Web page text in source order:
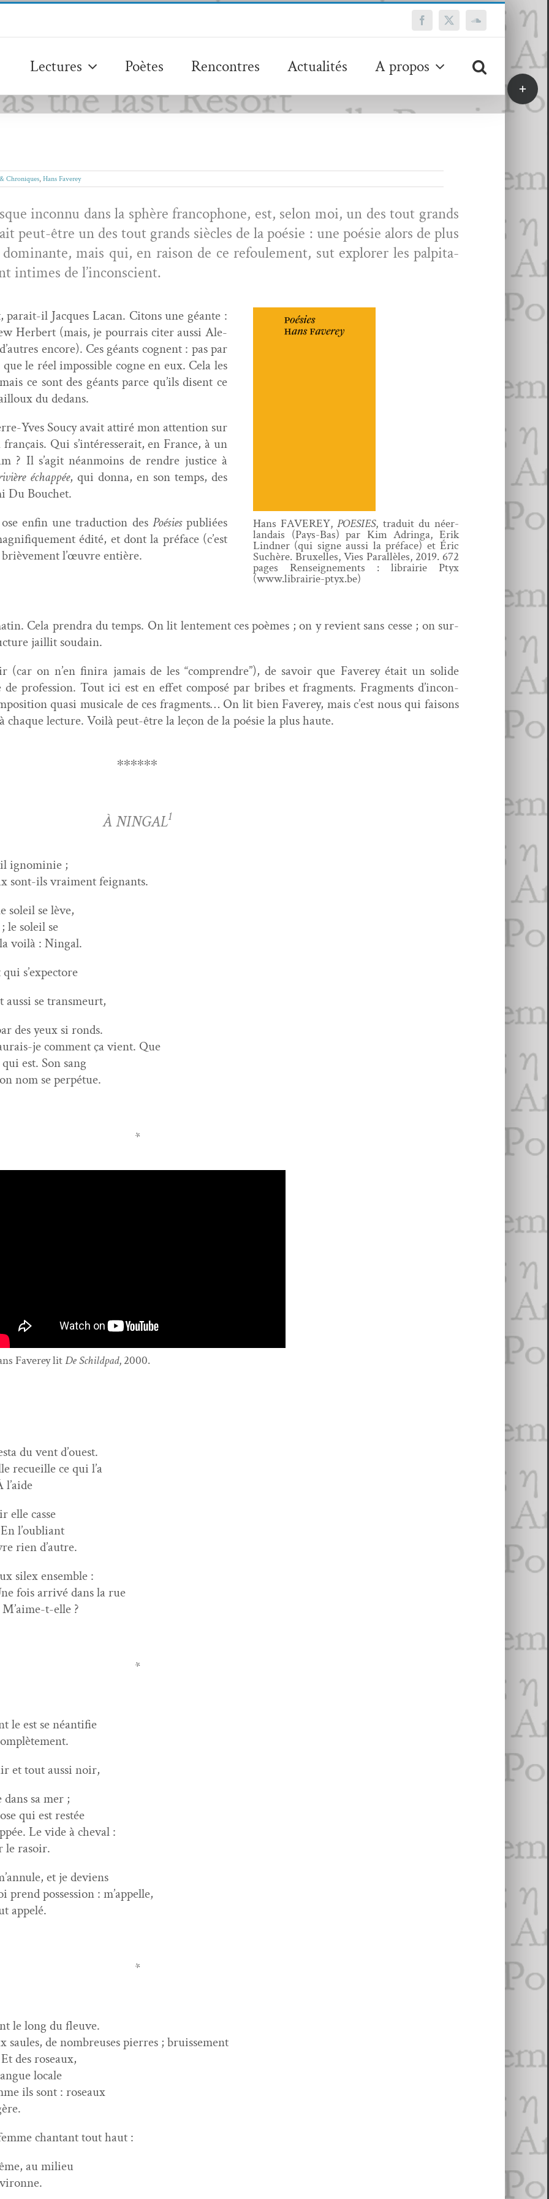
Facebook
X SoundCloud
Lectures Poètes Rencontres Actualités A propos
Chroniques, Hans Faverey
incon­nu dans la sphère fran­coph­o­ne, est, selon moi, un des tout grands
peut-être un des tout grands siè­cles de la poésie : une poésie alors de plus
mais qui, en rai­son de ce refoule­ment, sut explor­er les pal­pi­ta­
intimes de l’inconscient.
parait-il Jacques Lacan. Citons une géante :
Her­bert (mais, je pour­rais citer aus­si Ale­
encore). Ces géants cog­nent : pas par
le réel impos­si­ble cogne en eux. Cela les
ce sont des géants parce qu’ils dis­ent ce
du dedans.
Yves Soucy avait attiré mon atten­tion sur
Qui s’in­téresserait, en France, à un
? Il s’agit néan­moins de ren­dre jus­tice à
échap­pée, qui don­na, en son temps, des
Du Bouchet.
enfin une tra­duc­tion des Poésiespub­liées
édité, et dont la pré­face (c’est
l’œuvre entière.
Hans FAVEREY,POESIES, traduit du néer­
landais (Pays-Bas) par Kim Adringa, Erik
Lind­ner (qui signe aus­si la pré­face) et Éric
Suchère. Brux­elles, Vies Par­al­lèles, 2019. 672
pages Ren­seigne­ments : librairie Ptyx
(www.librairie-ptyx.be)
Cela pren­dra du temps. On lit lente­ment ces poèmes ; on y revient sans cesse ; on sur­
jail­lit soudain.
(car on n’en fini­ra jamais de les “com­pren­dre”), de savoir que Faverey était un solide
de pro­fes­sion. Tout ici est en effet com­posé par bribes et frag­ments. Frag­ments d’in­con­
qua­si musi­cale de ces frag­ments… On lit bien Faverey, mais c’est nous qui faisons
chaque lec­ture. Voilà peut-être la leçon de la poésie la plus haute.
∗∗∗∗∗∗
À NINGAL1
ignominie ;
sont-ils vrai­ment feignants.
soleil se lève,
le soleil se
voilà : Ningal.
s’expectore
aus­si se transmeurt,
des yeux si ronds.
je com­ment ça vient. Que
est. Son sang
nom se perpétue.
*
Faverey litDe Schild­pad, 2000.
du vent d’ouest.
recueille ce qui l’a
l’aide
elle casse
l’oubliant
rien d’autre.
silex ensemble :
fois arrivé dans la rue
t-elle ?
*
le est se néantifie
et tout aus­si noir,
dans sa mer ;
qui est restée
Le vide à cheval :
le rasoir.
et je deviens
prend pos­ses­sion : m’appelle,
appelé.
*
le long du fleuve.
saules, de nom­breuses pier­res ; bruissement
des roseaux,
locale
ils sont : roseaux
chan­tant tout haut :
au milieu
Bascule
de
la
barre